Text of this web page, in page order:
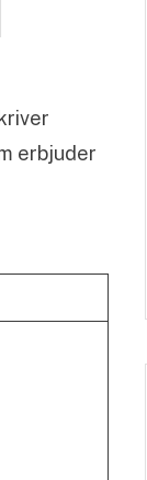
erbjuder